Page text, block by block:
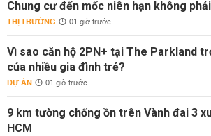
Chung cư đến mốc niên hạn không
THỊ TRƯỜNG 01 giờ trước
Vì sao căn hộ 2PN+ tại The Parkland
của nhiều gia đình trẻ?
DỰ ÁN 01 giờ trước
9 km tường chống ồn trên Vành đai 3
HCM